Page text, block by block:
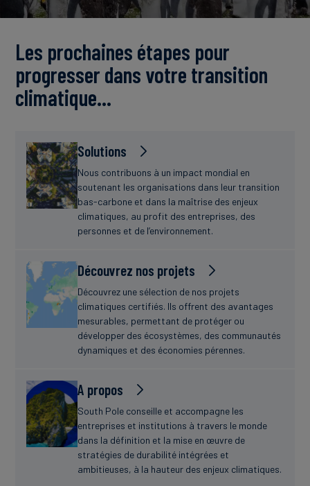
Les prochaines étapes pour
progresser dans votre transition
climatique…
Solutions
Nous contribuons à un impact mondial en
soutenant les organisations dans leur transition
bas-carbone et dans la maîtrise des enjeux
climatiques, au profit des entreprises, des
personnes et de l’environnement.
Découvrez nos projets
Découvrez une sélection de nos projets
climatiques certifiés. Ils offrent des avantages
mesurables, permettant de protéger ou
développer des écosystèmes, des communautés
dynamiques et des économies pérennes.
A propos
South Pole conseille et accompagne les
entreprises et institutions à travers le monde
dans la définition et la mise en œuvre de
stratégies de durabilité intégrées et
ambitieuses, à la hauteur des enjeux climatiques.